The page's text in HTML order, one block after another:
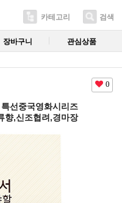
카테고리 검색
장바구니 관심상품
0
선중국영화시리즈
향,신조협려,경마장